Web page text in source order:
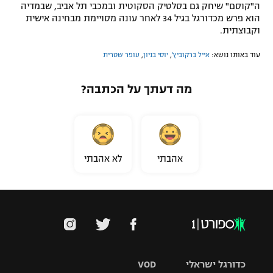
ה"קוסם" שיחק גם בסלטיק הסקוטית ובמכבי תל אביב, שבמדיה
הוא פרש מכדורגל בגיל 34 לאחר עונה מסויימת מבחינה אישית
וקבוצתית.
עוד באותו נושא: אייל ברקוביץ' יוסי בניון עופר שטרית
מה דעתך על הכתבה?
אהבתי לא אהבתי
VOD כדורגל ישראלי